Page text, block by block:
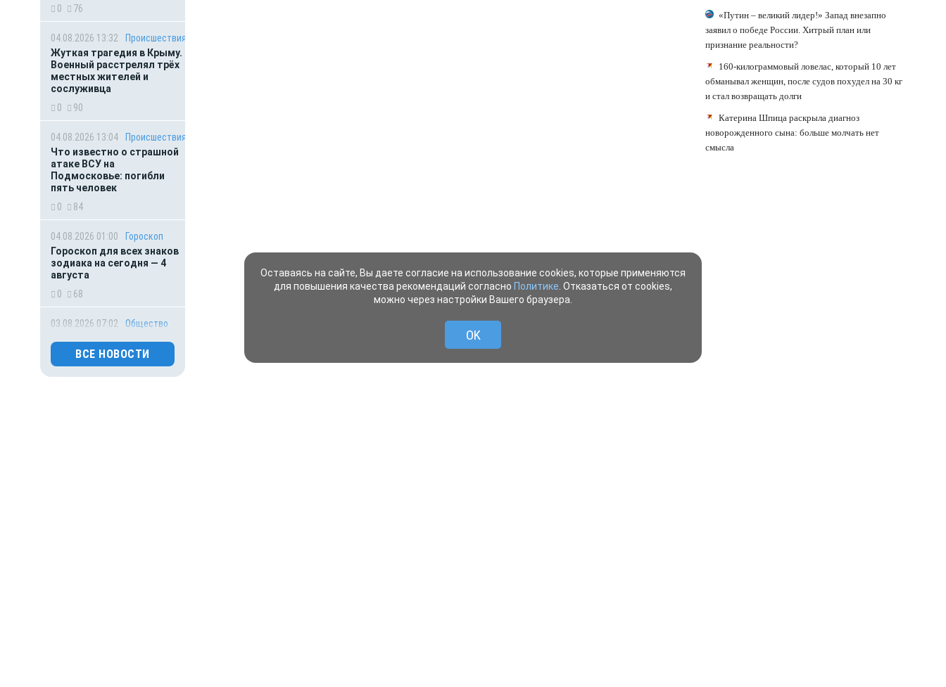
0
76
04.08.2026 13:32
Происшествия
Жуткая трагедия в Крыму.
Военный расстрелял трёх
местных жителей и
сослуживца
0
90
04.08.2026 13:04
Происшествия
Что известно о страшной
атаке ВСУ на
Подмосковье: погибли
пять человек
0
84
04.08.2026 01:00
Гороскоп
Гороскоп для всех знаков
зодиака на сегодня — 4
августа
0
68
03.08.2026 07:02
Общество
судоводитель разрубил
винтом катера 5-летнюю
ВСЕ НОВОСТИ
«Путин – великий лидер!» Запад внезапно
заявил о победе России. Хитрый план или
признание реальности?
160-килограммовый ловелас, который 10 лет
обманывал женщин, после судов похудел на 30 кг
и стал возвращать долги
Катерина Шпица раскрыла диагноз
новорожденного сына: больше молчать нет
смысла
Оставаясь на сайте, Вы даете согласие на использование cookies, которые применяются
для повышения качества рекомендаций согласно Политике . Отказаться от cookies,
можно через настройки Вашего браузера.
OK